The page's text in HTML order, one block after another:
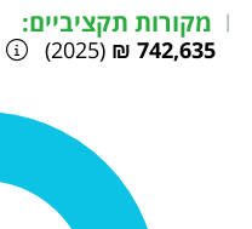
| מקורות תקציביים:
742,635 ₪
(2025)